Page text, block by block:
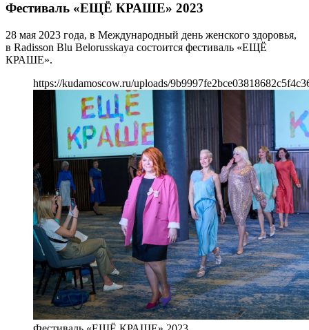
Фестиваль «ЕЩЁ КРАШЕ» 2023
28 мая 2023 года, в Международный день женского здоровья,
в Radisson Blu Belorusskaya состоится фестиваль «ЕЩЁ
КРАШЕ».
https://kudamoscow.ru/uploads/